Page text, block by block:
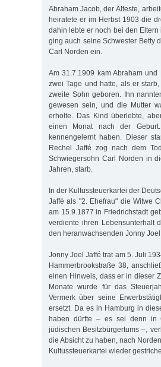
Abraham Jacob, der Älteste,
heiratete er im Herbst 1903 die
dahin lebte er noch bei den
ging auch seine Schwester Betty
Carl Norden ein.
Am 31.7.1909 kam Abraham
zwei Tage und hatte, als er
zweite Sohn geboren. Ihn
gewesen sein, und die Mutter
erholte. Das Kind überlebte,
einen Monat nach der
kennengelernt haben. Dieser
Rechel Jaffé zog nach dem
Schwiegersohn Carl Norden in
Jahren, starb.
In der Kultussteuerkartei der
Jaffé als "2. Ehefrau" die Witwe
am 15.9.1877 in Friedrichstadt
verdiente ihren Lebensunterhalt
den heranwachsenden Jonny
Jonny Joel Jaffé trat am 5. Juli
Hammerbrookstraße 38,
einen Hinweis, dass er in dieser
Monate wurde für das
Vermerk über seine
ersetzt. Da es in Hamburg in
haben dürfte – es sei denn in
jüdischen Besitzbürgertums –,
die Absicht zu haben, nach
Kultussteuerkartei wieder